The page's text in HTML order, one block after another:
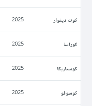
كوت ديفوار 2025
كوراسا 2025
كوستاريكا 2025
كوسوفو 2025